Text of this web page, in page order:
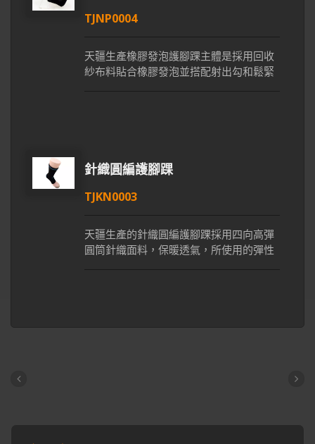
TJNP0004
天疆生產橡膠發泡護腳踝主體是採用回收
紗布料貼合橡膠發泡並搭配射出勾和鬆緊
痛。開放式設計，可自行調整魔術氈鬆緊
陸／越南生產，搭配專業Neoprene製造商
專業研發團隊可針對客戶需求提供客製化
產品設計。
針織圓編護腳踝
TJKN0003
天疆生產的針織圓編護腳踝採用四向高彈
圓筒針織面料，保暖透氣，所使用的彈性
傷害。利用圓編的針織技術使護腳踝一體